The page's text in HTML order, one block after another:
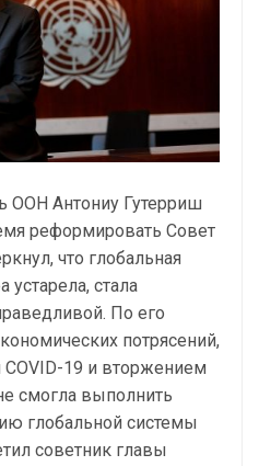
ООН Антониу Гутерриш
реформировать Совет
что глобальная
устарела, стала
По его
потрясений,
19 и вторжением
смогла выполнить
глобальной системы
советник главы